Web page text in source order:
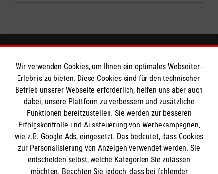
Das Liebfrauengymnasium
Downloads
Ansprechpartner
Soziale Netzwerke
Soziale Netzwerke
Informationen
Wir verwenden Cookies, um Ihnen ein optimales Webseiten-
Erlebnis zu bieten. Diese Cookies sind für den technischen
Betrieb unserer Webseite erforderlich, helfen uns aber auch
dabei, unsere Plattform zu verbessern und zusätzliche
Funktionen bereitzustellen. Sie werden zur besseren
Erfolgskontrolle und Aussteuerung von Werbekampagnen,
wie z.B. Google Ads, eingesetzt. Das bedeutet, dass Cookies
zur Personalisierung von Anzeigen verwendet werden. Sie
entscheiden selbst, welche Kategorien Sie zulassen
möchten. Beachten Sie jedoch, dass bei fehlender